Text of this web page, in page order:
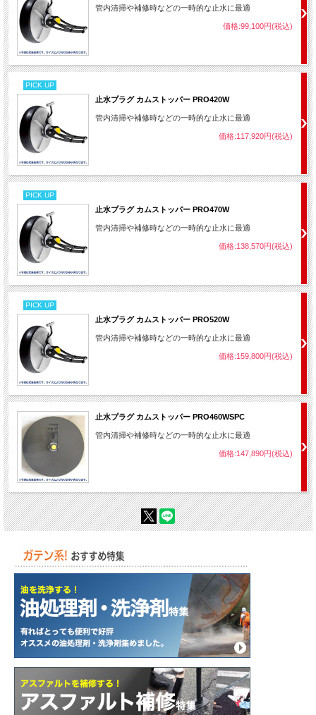
管内清掃や補修時などの一時的な止水に最適
価格:99,100円(税込)
PICK UP
止水プラグ カムストッパー PRO420W
管内清掃や補修時などの一時的な止水に最適
価格:117,920円(税込)
PICK UP
止水プラグ カムストッパー PRO470W
管内清掃や補修時などの一時的な止水に最適
価格:138,570円(税込)
PICK UP
止水プラグ カムストッパー PRO520W
管内清掃や補修時などの一時的な止水に最適
価格:159,800円(税込)
止水プラグ カムストッパー PRO460WSPC
管内清掃や補修時などの一時的な止水に最適
価格:147,890円(税込)